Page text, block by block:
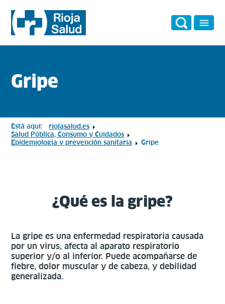
Gripe
Está aquí:
riojasalud.es
Salud Pública, Consumo y Cuidados
Epidemiología y prevención sanitaria
Gripe
¿Qué es la gripe?
La gripe es una enfermedad respiratoria causada
por un virus, afecta al aparato respiratorio
superior y/o al inferior. Puede acompañarse de
fiebre, dolor muscular y de cabeza, y debilidad
generalizada.